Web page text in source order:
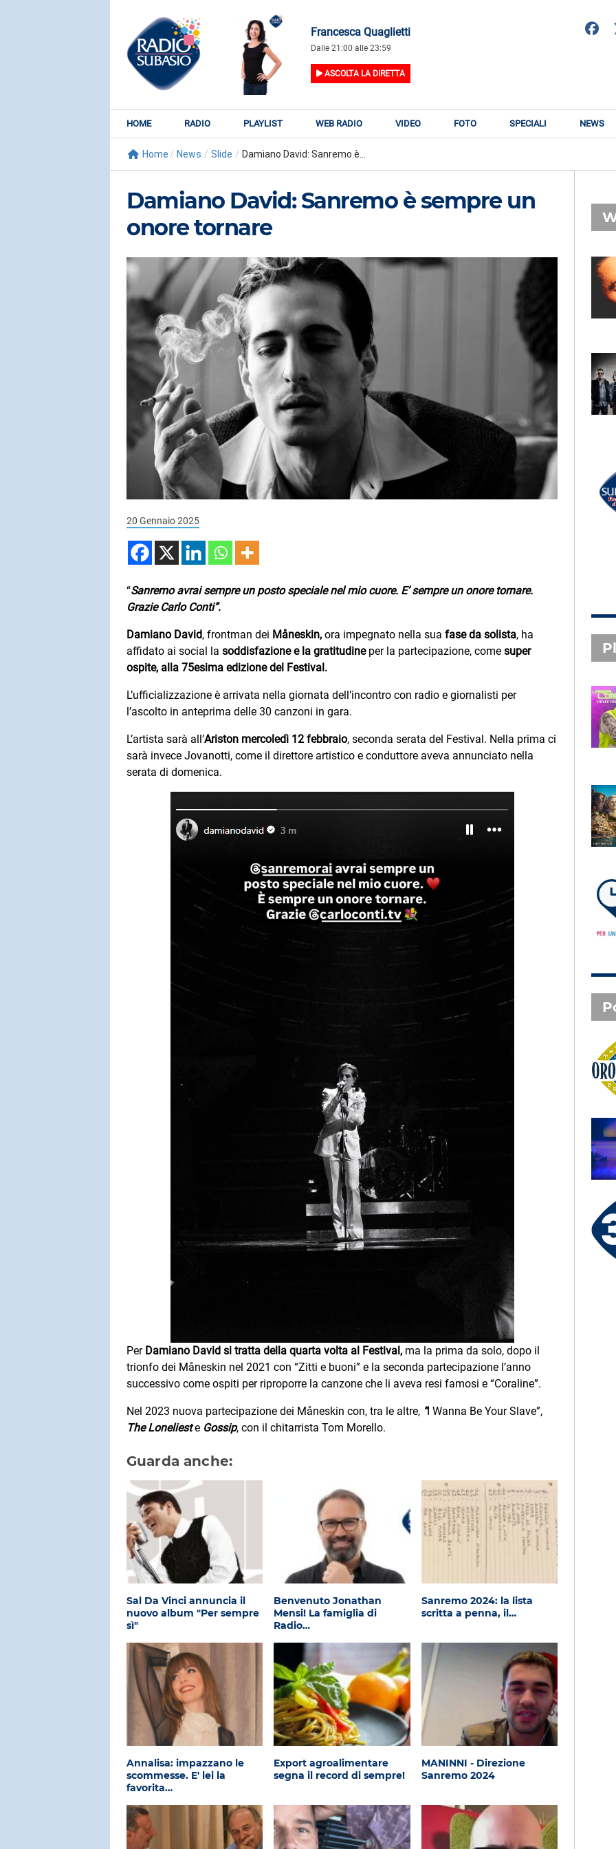
Francesca Quaglietti
Dalle 21:00 alle 23:59
ASCOLTA LA DIRETTA
HOME RADIO PLAYLIST WEB RADIO VIDEO FOTO SPECIALI NEWS
Home / News / Slide / Damiano David: Sanremo è...
Damiano David: Sanremo è sempre un
onore tornare
20 Gennaio 2025
“Sanremo avrai sempre un posto speciale nel mio cuore. E’ sempre un onore tornare.
Grazie Carlo Conti”.
Damiano David, frontman dei Måneskin, ora impegnato nella sua fase da solista, ha
affidato ai social la soddisfazione e la gratitudineper la partecipazione, come super
ospite, alla 75esima edizione del Festival.
L’ufficializzazione è arrivata nella giornata dell’incontro con radio e giornalisti per
l’ascolto in anteprima delle 30 canzoni in gara.
L’artista sarà all’Ariston mercoledì 12 febbraio, seconda serata del Festival. Nella prima ci
sarà invece Jovanotti, come il direttore artistico e conduttore aveva annunciato nella
serata di domenica.
Per Damiano David si tratta della quarta volta al Festival, ma la prima da solo, dopo il
trionfo dei Måneskin nel 2021 con “Zitti e buoni” e la seconda partecipazione l’anno
successivo come ospiti per riproporre la canzone che li aveva resi famosi e “Coraline”.
Nel 2023 nuova partecipazione dei Måneskin con, tra le altre, “I Wanna Be Your Slave”,
The Loneliest e Gossip, con il chitarrista Tom Morello.
Guarda anche:
Sal Da Vinci annuncia il
nuovo album "Per sempre
sì"
Benvenuto Jonathan
Mensi! La famiglia di
Radio…
Sanremo 2024: la lista
scritta a penna, il…
Annalisa: impazzano le
scommesse. E' lei la
favorita…
Export agroalimentare
segna il record di sempre!
MANINNI - Direzione
Sanremo 2024
RADIO SUBY
KATY PERRY
Watch It Burn
SUBASIO COLLECTION
STADIO
Vorrei
SUBASIO PER UN'ORA D'AMORE
Subasio Per Un'Ora
D'Amore
SCISSOR SISTERS
RADIO SUBASIO DISCO CLUB
The Boys Of Summer
LABBRA LIME
NINO D'ANGELO
LA COSTIERA AMALFITANA
LA PLAYLIST DI PER UN’ORA
D’AMORE – SABATO 8 AGOSTO
Francesco - Pontassieve (FI)